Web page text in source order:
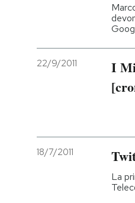
22/9/2011
I
18/7/2011
La